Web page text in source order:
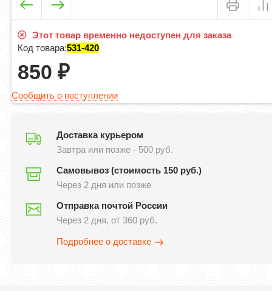
Этот товар временно недоступен для заказа
Код товара:531-420
850₽
Сообщить о поступлении
Доставка курьером
Завтра или позже - 500 руб.
Самовывоз (стоимость 150 руб.)
Через 2 дня или позже
Отправка почтой России
Через 2 дня, от 360 руб.
Подробнее о доставке